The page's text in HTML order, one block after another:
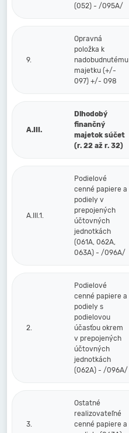
(052) - /095A/
9.
Opravná
položka k
nadobudnutému
majetku (+/-
097) +/- 098
A.III.
Dlhodobý
finančný
majetok súčet
(r. 22 až r. 32)
A.III.1.
Podielové
cenné papiere a
podiely v
prepojených
účtovných
jednotkách
(061A, 062A,
063A) - /096A/
2.
Podielové
cenné papiere a
podiely s
podielovou
účasťou okrem
v prepojených
účtovných
jednotkách
(062A) - /096A/
3.
Ostatné
realizovateľné
cenné papiere a